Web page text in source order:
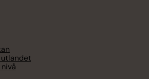
utlandet